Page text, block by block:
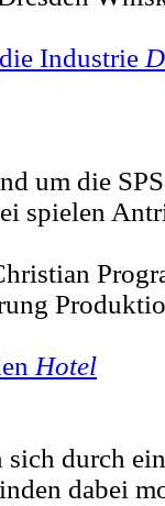
Industrie
um die
spielen
Hotel
durch
dabei